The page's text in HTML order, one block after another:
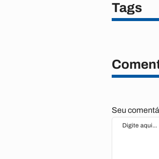
Tags
Seu